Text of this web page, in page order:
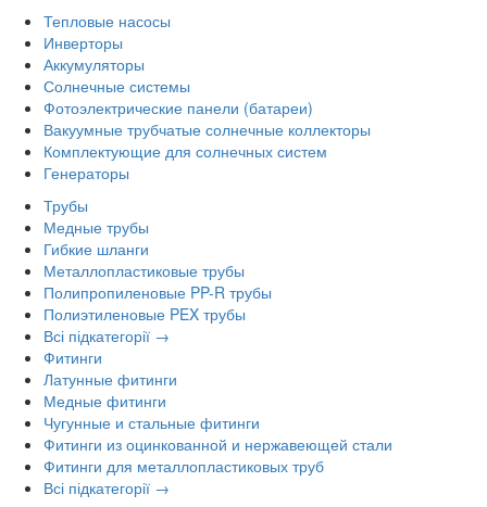
Тепловые насосы
Инверторы
Аккумуляторы
Солнечные системы
Фотоэлектрические панели (батареи)
Вакуумные трубчатые солнечные коллекторы
Комплектующие для солнечных систем
Генераторы
Трубы
Медные трубы
Гибкие шланги
Металлопластиковые трубы
Полипропиленовые PP-R трубы
Полиэтиленовые PEX трубы
Всі підкатегорії →
Фитинги
Латунные фитинги
Медные фитинги
Чугунные и стальные фитинги
Фитинги из оцинкованной и нержавеющей стали
Фитинги для металлопластиковых труб
Всі підкатегорії →